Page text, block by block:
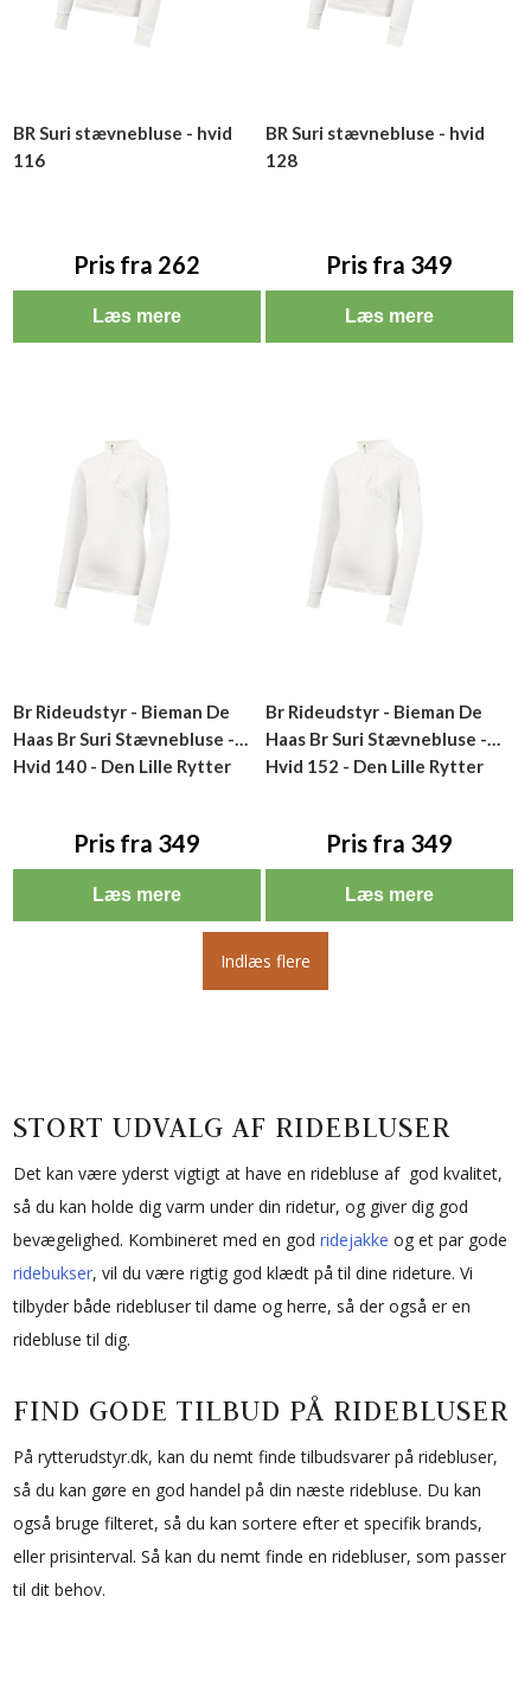
BR Suri stævnebluse - hvid
116
Pris fra 262
Læs mere
BR Suri stævnebluse - hvid
128
Pris fra 349
Læs mere
Br Rideudstyr - Bieman De
Haas Br Suri Stævnebluse -
Hvid 140 - Den Lille Rytter
Pris fra 349
Læs mere
Br Rideudstyr - Bieman De
Haas Br Suri Stævnebluse -
Hvid 152 - Den Lille Rytter
Pris fra 349
Læs mere
Indlæs flere
STORT UDVALG AF RIDEBLUSER
Det kan være yderst vigtigt at have en ridebluse af god kvalitet,
så du kan holde dig varm under din ridetur, og giver dig god
bevægelighed. Kombineret med en godridejakke og et par gode
ridebukser, vil du være rigtig god klædt på til dine rideture. Vi
tilbyder både ridebluser til dame og herre, så der også er en
ridebluse til dig.
FIND GODE TILBUD PÅ RIDEBLUSER
På rytterudstyr.dk, kan du nemt finde tilbudsvarer på ridebluser,
så du kan gøre en god handel på din næste ridebluse. Du kan
også bruge filteret, så du kan sortere efter et specifik brands,
eller prisinterval. Så kan du nemt finde en ridebluser, som passer
til dit behov.